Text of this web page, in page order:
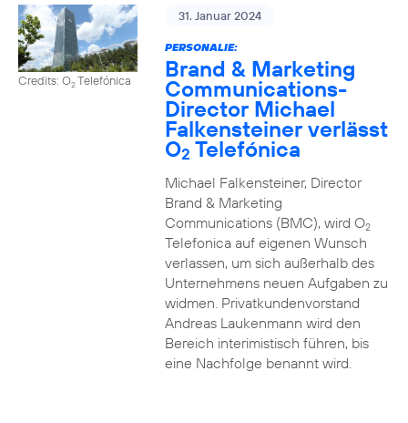
Credits: O2Telefónica
31. Januar 2024
PERSONALIE:
Brand & Marketing
Communications-
Director Michael
Falkensteiner verlässt
O2 Telefónica
Michael Falkensteiner, Director
Brand & Marketing
Communications (BMC), wird O2
Telefonica auf eigenen Wunsch
verlassen, um sich außerhalb des
Unternehmens neuen Aufgaben zu
widmen. Privatkundenvorstand
Andreas Laukenmann wird den
Bereich interimistisch führen, bis
eine Nachfolge benannt wird.